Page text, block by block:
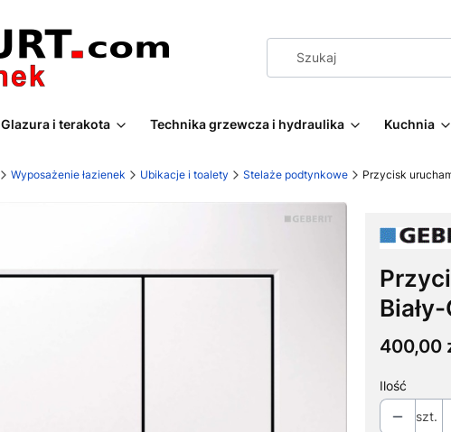
Glazura i terakota Technika grzewcza i hydraulika Kuchnia
Wyposażenie łazienek Ubikacje i toalety Stelaże podtynkowe Przycisk
Cena
400,00
Ilość
szt.